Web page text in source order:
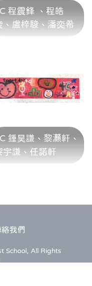
程震鋒 、程皓
、盧梓駿、潘奕希
鍾昊謙、黎灝軒、
宇謙、任諾軒
絡我們
School, All Rights